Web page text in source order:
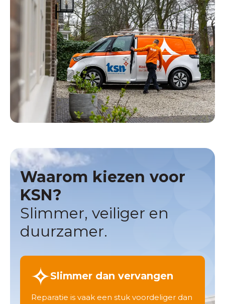
Waarom kiezen voor
KSN?
Slimmer, veiliger en
duurzamer.
Slimmer dan vervangen
Reparatie is vaak een stuk voordeliger dan